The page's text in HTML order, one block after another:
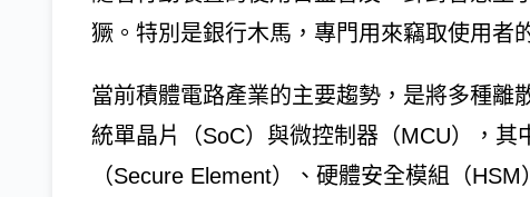
獗。特別是銀行木馬，專門用來竊取使用者
當前積體電路產業的主要趨勢，是將多種離
統單晶片（SoC）與微控制器（MCU），
（Secure Element）、硬體安全模組（